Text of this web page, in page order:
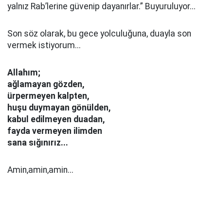
yalnız Rab’lerine güvenip dayanırlar.” Buyuruluyor...
Son söz olarak, bu gece yolculuğuna, duayla son
vermek istiyorum...
Allahım;
ağlamayan gözden,
ürpermeyen kalpten,
huşu duymayan gönülden,
kabul edilmeyen duadan,
fayda vermeyen ilimden
sana sığınırız...
Amin,amin,amin...